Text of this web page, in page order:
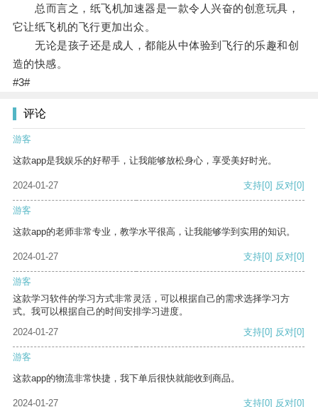
总而言之，纸飞机加速器是一款令人兴奋的创意玩具，
它让纸飞机的飞行更加出众。
无论是孩子还是成人，都能从中体验到飞行的乐趣和创
造的快感。
#3#
评论
游客
这款app是我娱乐的好帮手，让我能够放松身心，享受美好时光。
2024-01-27 支持[0] 反对[0]
游客
这款app的老师非常专业，教学水平很高，让我能够学到实用的知识。
2024-01-27 支持[0] 反对[0]
游客
这款学习软件的学习方式非常灵活，可以根据自己的需求选择学习方
式。我可以根据自己的时间安排学习进度。
2024-01-27
支持[0] 反对[0]
游客
这款app的物流非常快捷，我下单后很快就能收到商品。
2024-01-27 支持[0] 反对[0]